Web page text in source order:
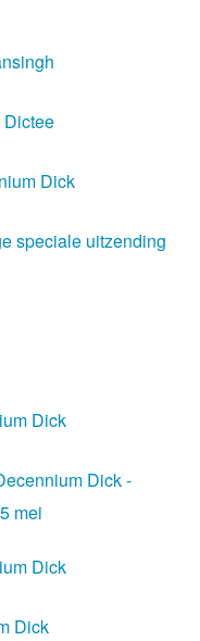
Dick
speciale uitzending
Dick
Dick -
mei
Dick
Dick